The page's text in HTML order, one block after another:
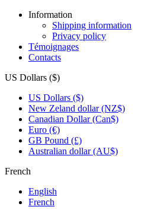
Information
Shipping information
Privacy policy
Témoignages
Contacts
US Dollars ($)
US Dollars ($)
New Zeland dollar (NZ$)
Canadian Dollar (Can$)
Euro (€)
GB Pound (£)
Australian dollar (AU$)
French
English
French